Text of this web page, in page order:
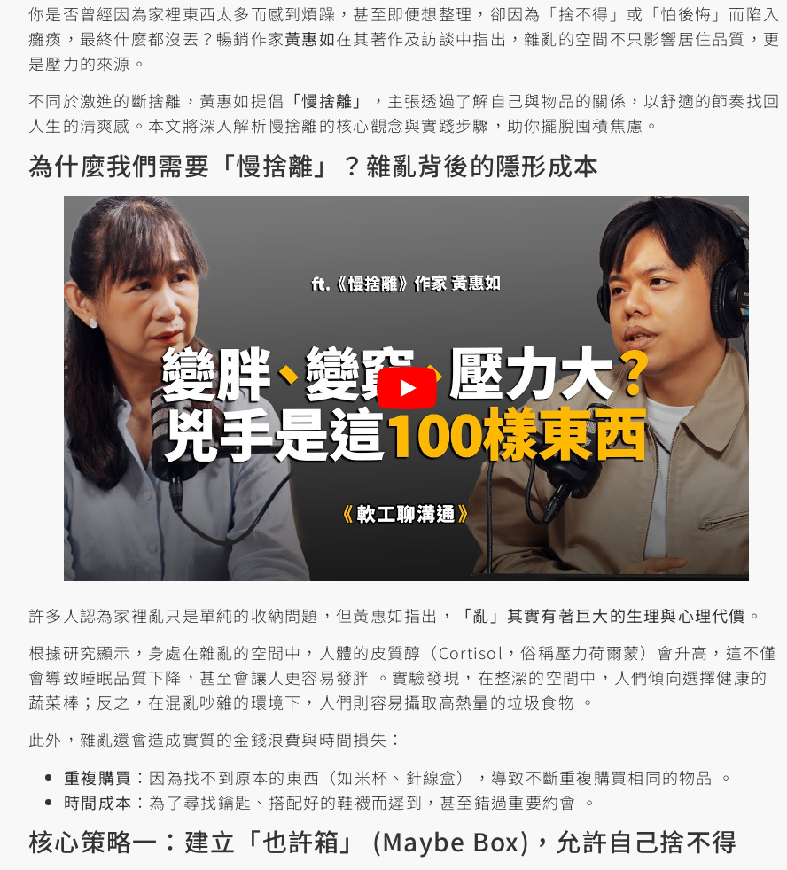
你是否曾經因為家裡東西太多而感到煩躁，甚至即便想整理，卻因為「捨不得」或「怕後悔」而陷入
癱瘓，最終什麼都沒丟？暢銷作家黃惠如在其著作及訪談中指出，雜亂的空間不只影響居住品質，更
是壓力的來源。
不同於激進的斷捨離，黃惠如提倡 「慢捨離」
，主張透過了解自己與物品的關係，以舒適的節奏找回
人生的清爽感。本文將深入解析慢捨離的核心觀念與實踐步驟，助你擺脫囤積焦慮。
為什麼我們需要「慢捨離」？雜亂背後的隱形成本
許多人認為家裡亂只是單純的收納問題，但黃惠如指出， 「亂」其實有著巨大的生理與心理代價 。
根據研究顯示，身處在雜亂的空間中，人體的皮質醇（Cortisol，俗稱壓力荷爾蒙）會升高，這不僅
會導致睡眠品質下降，甚至會讓人更容易發胖 。實驗發現，在整潔的空間中，人們傾向選擇健康的
蔬菜棒；反之，在混亂吵雜的環境下，人們則容易攝取高熱量的垃圾食物 。
此外，雜亂還會造成實質的金錢浪費與時間損失：
重複購買 ：因為找不到原本的東西（如米杯、針線盒），導致不斷重複購買相同的物品 。
時間成本 ：為了尋找鑰匙、搭配好的鞋襪而遲到，甚至錯過重要約會 。
核心策略一：建立「也許箱」 (Maybe Box)，允許自己捨不得